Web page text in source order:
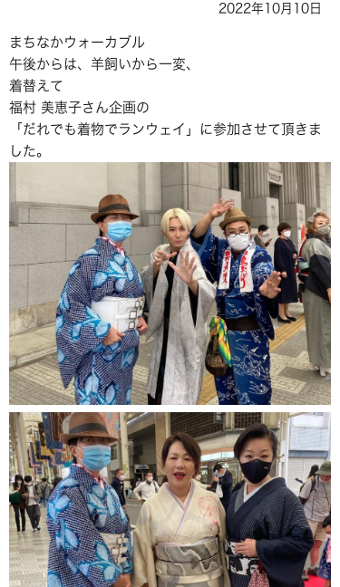
2022年10月10日
まちなかウォーカブル
午後からは、羊飼いから一変、
着替えて
福村 美恵子さん企画の
「だれでも着物でランウェイ」に参加させて頂きま
した。